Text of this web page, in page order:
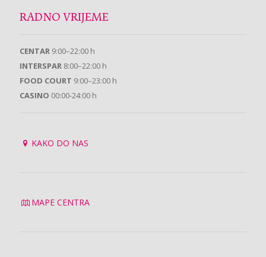
RADNO VRIJEME
CENTAR 9:00–22:00 h
INTERSPAR 8:00–22:00 h
FOOD COURT 9:00–23:00 h
CASINO 00:00-24:00 h
KAKO DO NAS
MAPE CENTRA